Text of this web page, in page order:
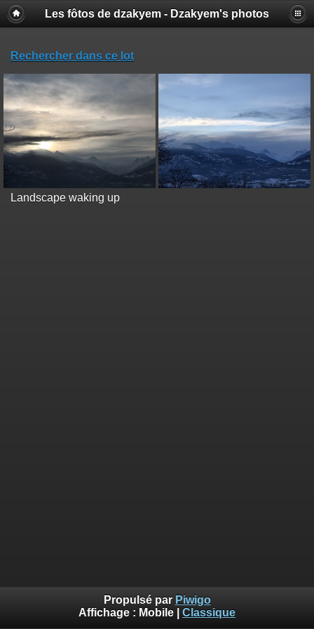
Les fôtos de dzakyem - Dzakyem's photos
Rechercher dans ce lot
Landscape waking up
Propulsé par Piwigo
Affichage : Mobile Classique